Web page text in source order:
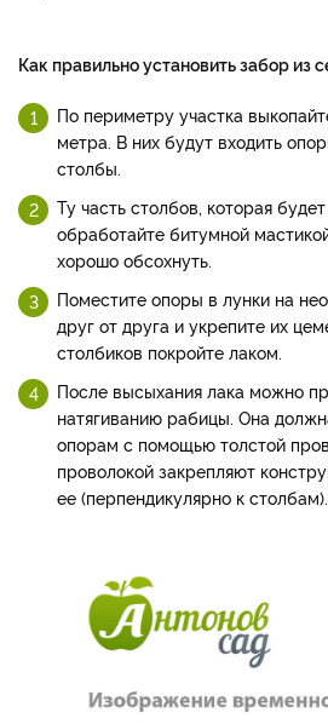
Как правильно установить забор из
По периметру участка
метра. В них будут входить
столбы.
Ту часть столбов, которая
обработайте битумной
хорошо обсохнуть.
Поместите опоры в лунки на
друг от друга и укрепите их
столбиков покройте лаком.
После высыхания лака можно
натягиванию рабицы. Она
опорам с помощью толстой
проволокой закрепляют
ее (перпендикулярно к столбам).